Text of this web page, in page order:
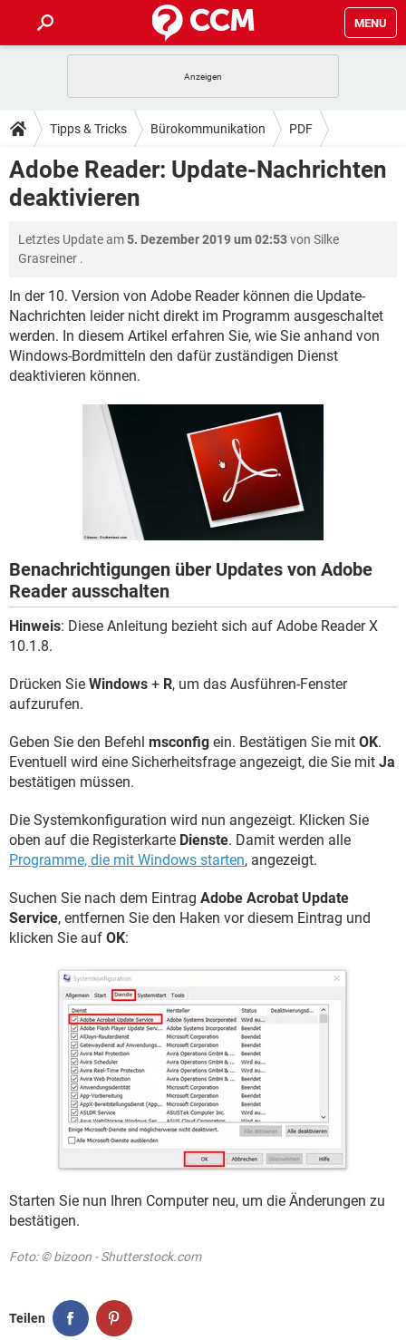
MENU
ANDROID IOS
WINDOWS 10 INSTAGRAM
WHATSAPP
TIPPS & TRICKS
SPIELE STREAMING
ANDROID IOS
WHATSAPP TIKTOK
DOWNLOADS
SPIELE
WINDOWS 10
WHATSAPP TIKTOK
FACEBOOK HARDWARE
FORUM
SPIELE STREAMING
WINDOWS 10 INSTAGRAM
WHATSAPP TIKTOK
HARDWARE
LEXIKON
SPIELE STREAMING
ANDROID IOS
WINDOWS 10 INSTAGRAM
WHATSAPP
HARDWARE
Tipps & Tricks Bürokommunikation PDF
Adobe Reader: Update-Nachrichten
deaktivieren
Letztes Update am5. Dezember 2019 um 02:53von Silke
Grasreiner .
In der 10. Version von Adobe Reader können die Update-
Nachrichten leider nicht direkt im Programm ausgeschaltet
werden. In diesem Artikel erfahren Sie, wie Sie anhand von
Windows-Bordmitteln den dafür zuständigen Dienst
deaktivieren können.
Benachrichtigungen über Updates von Adobe
Reader ausschalten
Hinweis: Diese Anleitung bezieht sich auf Adobe Reader X
10.1.8.
Drücken Sie Windows + R, um das Ausführen-Fenster
aufzurufen.
Geben Sie den Befehl msconfig ein. Bestätigen Sie mit OK.
Eventuell wird eine Sicherheitsfrage angezeigt, die Sie mit Ja
bestätigen müssen.
Die Systemkonfiguration wird nun angezeigt. Klicken Sie
oben auf die Registerkarte Dienste. Damit werden alle
Programme, die mit Windows starten, angezeigt.
Suchen Sie nach dem Eintrag Adobe Acrobat Update
Service, entfernen Sie den Haken vor diesem Eintrag und
klicken Sie auf OK:
Starten Sie nun Ihren Computer neu, um die Änderungen zu
bestätigen.
Foto: © bizoon - Shutterstock.com
Teilen